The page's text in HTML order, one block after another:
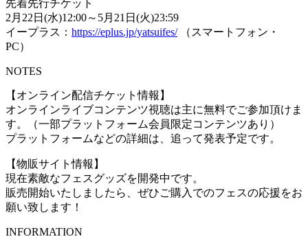
先着先行チケット
2月22日(水)12:00～5月21日(火)23:59
イープラス： https://eplus.jp/yatsuifes/（スマートフォン・
PC）
NOTES
【オンライン配信チケット情報】
オンラインライブコンテンツ視聴は主に無料でご参加頂けま
す。（一部プラットフォーム会員限定コンテンツあり）
プラットフォームなどの詳細は、追って発表予定です。
【物販サイト情報】
現在素敵なフェスグッズを開発中です。
販売開始いたしましたら、ぜひご購入でのフェスの応援をお
願い致します！
INFORMATION